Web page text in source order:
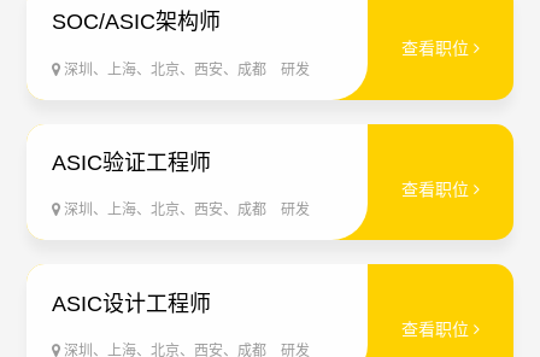
SOC/ASIC架构师
深圳、上海、北京、西安、成都 研发
查看职位
ASIC验证工程师
深圳、上海、北京、西安、成都 研发
查看职位
ASIC设计工程师
深圳、上海、北京、西安、成都 研发
查看职位